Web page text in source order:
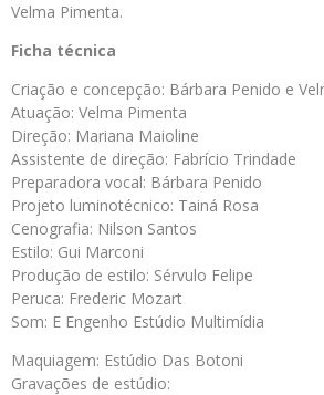
Velma Pimenta.
Ficha técnica
Criação e concepção: Bárbara Penido e
Atuação: Velma Pimenta
Direção: Mariana Maioline
Assistente de direção: Fabrício Trindade
Preparadora vocal: Bárbara Penido
Projeto luminotécnico: Tainá Rosa
Cenografia: Nilson Santos
Estilo: Gui Marconi
Produção de estilo: Sérvulo Felipe
Peruca: Frederic Mozart
Som: E Engenho Estúdio Multimídia
Maquiagem: Estúdio Das Botoni
Gravações de estúdio: